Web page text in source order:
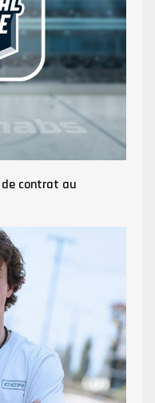
contrat au